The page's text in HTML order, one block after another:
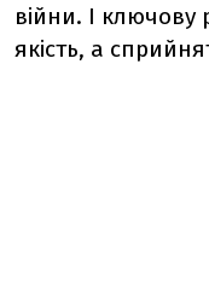
війни. І ключову
якість, а